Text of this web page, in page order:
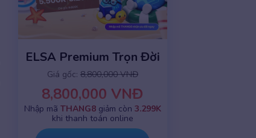
ELSA Premium Trọn Đời
Giá gốc: 8,800,000 VNĐ
8,800,000 VNĐ
Nhập mã THANG8giảm còn 3.299K
khi thanh toán online